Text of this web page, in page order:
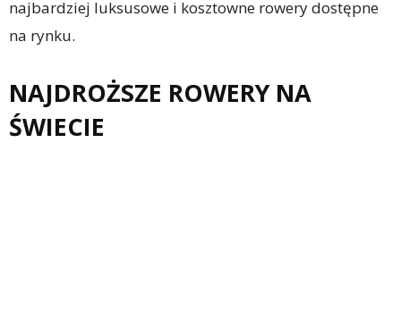
najbardziej luksusowe i kosztowne rowery dostępne
na rynku.
NAJDROŻSZE ROWERY NA
ŚWIECIE